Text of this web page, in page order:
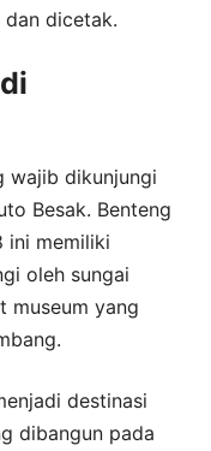
dicetak.
wajib dikunjungi
Besak. Benteng
ini memiliki
oleh sungai
museum yang
destinasi
dibangun pada